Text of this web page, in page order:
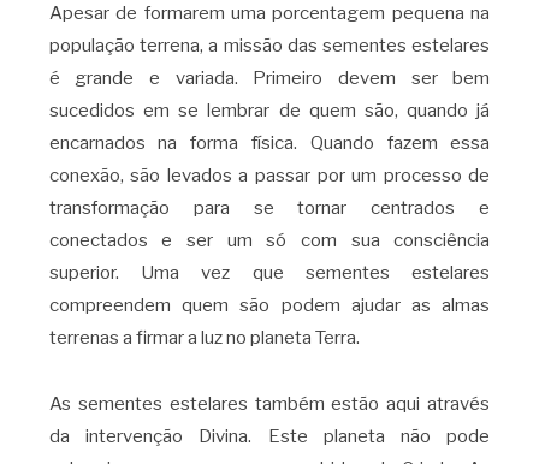
Apesar de formarem uma porcentagem pequena na
população terrena, a missão das sementes estelares
é grande e variada. Primeiro devem ser bem
sucedidos em se lembrar de quem são, quando já
encarnados na forma física. Quando fazem essa
conexão, são levados a passar por um processo de
transformação para se tornar centrados e
conectados e ser um só com sua consciência
superior. Uma vez que sementes estelares
compreendem quem são podem ajudar as almas
terrenas a firmar a luz no planeta Terra.
As sementes estelares também estão aqui através
da intervenção Divina. Este planeta não pode